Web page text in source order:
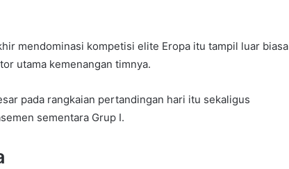
mendominasi kompetisi elite Eropa itu tampil luar biasa
utama kemenangan timnya.
pada rangkaian pertandingan hari itu sekaligus
sementara Grup I.